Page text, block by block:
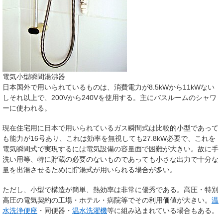
電気小型瞬間湯沸器
日本国外で用いられているものは、消費電力が8.5kWから11kWない
しそれ以上で、200Vから240Vを使用する。主にバスルームのシャワ
ーに使われる。
現在住宅用に日本で用いられているガス瞬間式は比較的小型であって
も能力が16号あり、これは効率を無視しても27.8kW必要で、これを
電気瞬間式で実現するには電気設備の容量面で困難が大きい。故に手
洗い用等、特に貯蔵の必要のないものであっても小さな出力で十分な
量を出湯させるために貯湯式が用いられる場合が多い。
ただし、小型で構造が簡単、熱効率は非常に優秀である。高圧・特別
高圧の電気契約の工場・ホテル・病院等でその利用価値が大きい。 温
水洗浄便座 ・同便器・ 温水洗濯機等に組み込まれている場合もある。